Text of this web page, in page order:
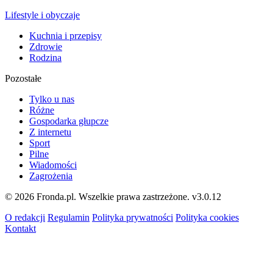
Lifestyle i obyczaje
Kuchnia i przepisy
Zdrowie
Rodzina
Pozostałe
Tylko u nas
Różne
Gospodarka głupcze
Z internetu
Sport
Pilne
Wiadomości
Zagrożenia
© 2026 Fronda.pl. Wszelkie prawa zastrzeżone. v3.0.12
O redakcji Regulamin Polityka prywatności Polityka cookies
Kontakt